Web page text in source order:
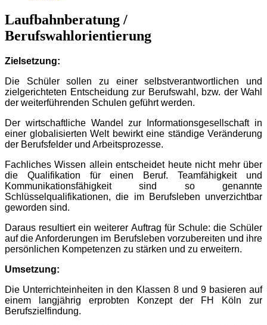
Laufbahnberatung /
Berufswahlorientierung
Zielsetzung:
Die Schüler sollen zu einer selbstverantwortlichen und
zielgerichteten Entscheidung zur Berufswahl, bzw. der Wahl
der weiterführenden Schulen geführt werden.
Der wirtschaftliche Wandel zur Informationsgesellschaft in
einer globalisierten Welt bewirkt eine ständige Veränderung
der Berufsfelder und Arbeitsprozesse.
Fachliches Wissen allein entscheidet heute nicht mehr über
die Qualifikation für einen Beruf. Teamfähigkeit und
Kommunikationsfähigkeit sind so genannte
Schlüsselqualifikationen, die im Berufsleben unverzichtbar
geworden sind.
Daraus resultiert ein weiterer Auftrag für Schule: die Schüler
auf die Anforderungen im Berufsleben vorzubereiten und ihre
persönlichen Kompetenzen zu stärken und zu erweitern.
Umsetzung:
Die Unterrichteinheiten in den Klassen 8 und 9 basieren auf
einem langjährig erprobten Konzept der FH Köln zur
Berufszielfindung.